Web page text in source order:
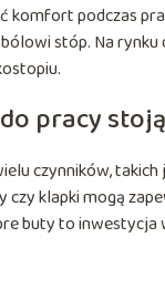
komfort podczas
stóp. Na rynku
pracy
czynników,
czy klapki mogą
buty to